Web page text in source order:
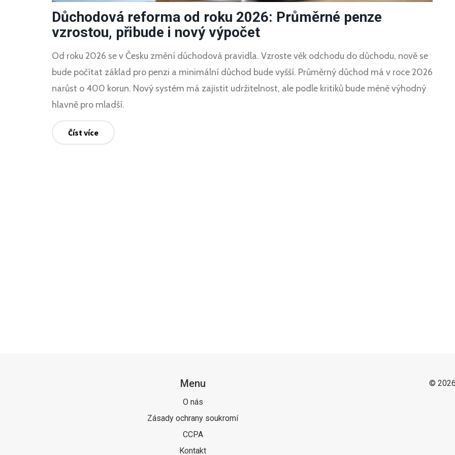
Důchodová reforma od roku 2026: Průměrné penze
vzrostou, přibude i nový výpočet
Od roku 2026 se v Česku změní důchodová pravidla. Vzroste věk odchodu do důchodu, nově se
bude počítat základ pro penzi a minimální důchod bude vyšší. Průměrný důchod má v roce 2026
narůst o 400 korun. Nový systém má zajistit udržitelnost, ale podle kritiků bude méně výhodný
hlavně pro mladší.
Číst více
Menu
O nás
Zásady ochrany soukromí
CCPA
Kontakt
©